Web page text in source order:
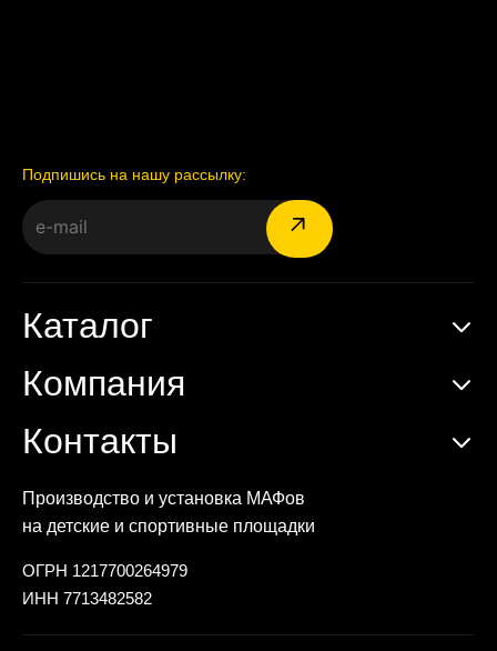
Подпишись на нашу рассылку:
Производство и установка МАФов
на детские и спортивные площадки
ОГРН 1217700264979
ИНН 7713482582
Каталог
Компания
Контакты